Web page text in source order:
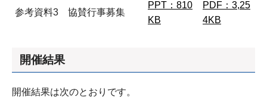
参考資料3 協賛行事募集
PPT：810
KB
PDF：3,25
4KB
開催結果
開催結果は次のとおりです。